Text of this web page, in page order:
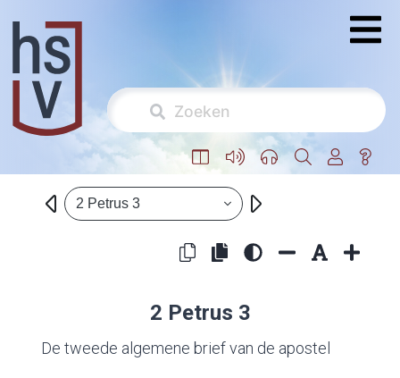
2 Petrus 3
2 Petrus 3
De tweede algemene brief van de apostel